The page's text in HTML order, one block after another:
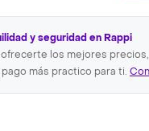
y seguridad en Rappi
los mejores
más practico para ti.